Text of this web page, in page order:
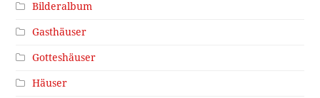
Bilderalbum
Gasthäuser
Gotteshäuser
Häuser